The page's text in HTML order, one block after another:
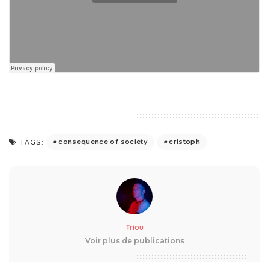
TAGS: consequence of society cristoph
Triou
Voir plus de publications